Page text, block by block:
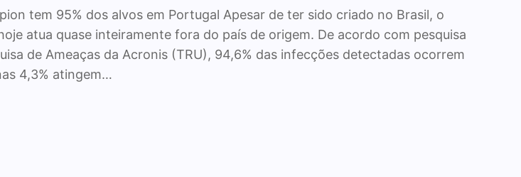
tem 95% dos alvos em Portugal Apesar de ter sido criado no Brasil, o
atua quase inteiramente fora do país de origem. De acordo com pesquisa
de Ameaças da Acronis (TRU), 94,6% das infecções detectadas ocorrem
4,3% atingem…